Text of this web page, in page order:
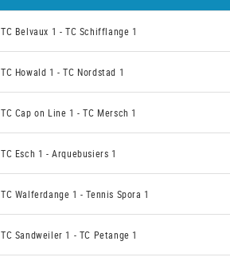
TC Belvaux 1 -TC Schifflange 1
TC Howald 1-TC Nordstad 1
TC Cap on Line 1-TC Mersch 1
TC Esch 1 -Arquebusiers 1
TC Walferdange 1-Tennis Spora 1
TC Sandweiler 1 - TC Petange 1